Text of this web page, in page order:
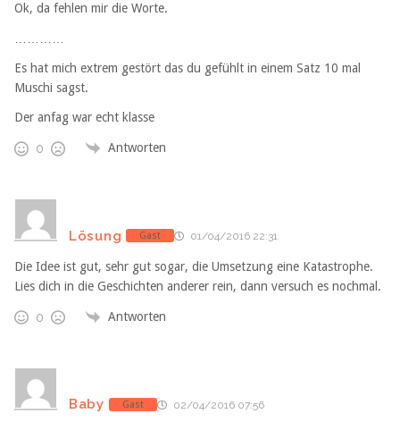
Ok, da fehlen mir die Worte.
Es hat mich extrem gestört das du gefühlt in einem Satz 10 mal
Muschi sagst.
Der anfag war echt klasse
0 Antworten
Lösung Gast 01/04/2016 22:31
Die Idee ist gut, sehr gut sogar, die Umsetzung eine Katastrophe.
Lies dich in die Geschichten anderer rein, dann versuch es nochmal.
0 Antworten
Baby Gast 02/04/2016 07:56